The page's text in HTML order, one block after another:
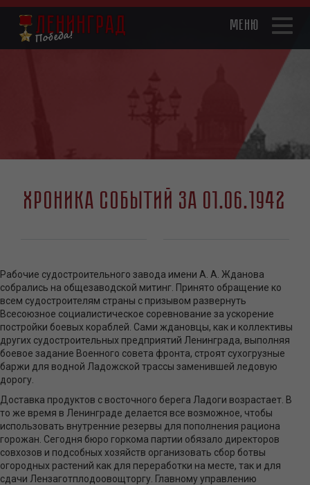
Перейти
основному
содержанию
Хроника событий за 01.06.1942
Рабочие судостроительного завода имени А. А. Жданова
собрались на общезаводской митинг. Принято обращение ко
всем судостроителям страны с призывом развернуть
Всесоюзное социалистическое соревнование за ускорение
постройки боевых кораблей. Сами ждановцы, как и коллективы
других судостроительных предприятий Ленинграда, выполняя
боевое задание Военного совета фронта, строят сухогрузные
баржи для водной Ладожской трассы заменившей ледовую
дорогу.
Доставка продуктов с восточного берега Ладоги возрастает. В
то же время в Ленинграде делается все возможное, чтобы
использовать внутренние резервы для пополнения рациона
горожан. Сегодня бюро горкома партии обязало директоров
совхозов и подсобных хозяйств организовать сбор ботвы
огородных растений как для переработки на месте, так и для
сдачи Лензаготплодоовощторгу. Главному управлению